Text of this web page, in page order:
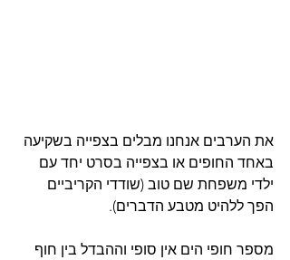
את הערבים אנחנו מבלים בצפייה בשקיעה
באחד החופים או בצפייה בסרט יחד עם
ילדי משפחת שם טוב (שודדי הקריביים
הפך ללהיט מטבע הדברים).
מספר חופי הים אין סופי וההבדל בין חוף